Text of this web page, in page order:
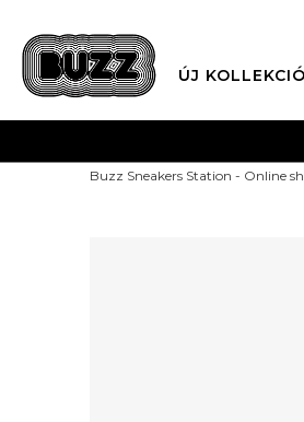
ÚJ KOLLEKCIÓ
Buzz Sneakers Station - Online